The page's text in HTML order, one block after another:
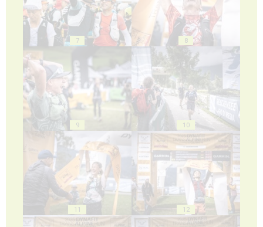
7 8
9 10
11 12